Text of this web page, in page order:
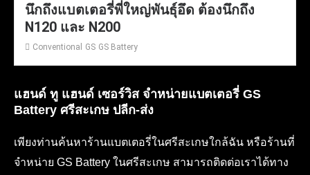
นึกถึงแบตเตอรี่พี่ใหญ่พันธุ์อึด ต้องนึกถึง
N120 และ N200
Conventional GS GS Battery
แฮนด์ ทู แฮนด์ เซอร์วิส จำหน่ายแบตเตอรี่ GS
Battery ศรีสะเกษ ปลีก-ส่ง
เพียงท่านค้นหาร้านแบตเตอรี่ในศรีสะเกษใกล้ฉัน หรือร้านที่
จำหน่าย GS Battery ในศรีสะเกษ สามารถติดต่อเราได้ทาง